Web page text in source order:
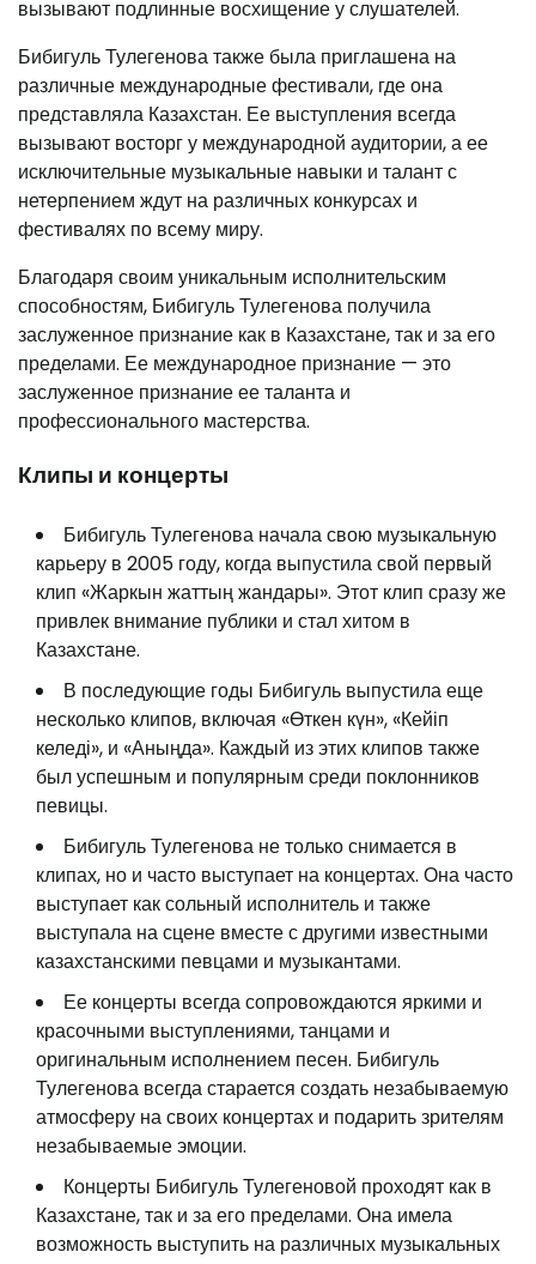
вызывают подлинные восхищение у слушателей.
Бибигуль Тулегенова также была приглашена на
различные международные фестивали, где она
представляла Казахстан. Ее выступления всегда
вызывают восторг у международной аудитории, а ее
исключительные музыкальные навыки и талант с
нетерпением ждут на различных конкурсах и
фестивалях по всему миру.
Благодаря своим уникальным исполнительским
способностям, Бибигуль Тулегенова получила
заслуженное признание как в Казахстане, так и за его
пределами. Ее международное признание — это
заслуженное признание ее таланта и
профессионального мастерства.
Клипы и концерты
Бибигуль Тулегенова начала свою музыкальную
карьеру в 2005 году, когда выпустила свой первый
клип «Жаркын жаттың жандары». Этот клип сразу же
привлек внимание публики и стал хитом в
Казахстане.
В последующие годы Бибигуль выпустила еще
несколько клипов, включая «Өткен күн», «Кейіп
келеді», и «Аныңда». Каждый из этих клипов также
был успешным и популярным среди поклонников
певицы.
Бибигуль Тулегенова не только снимается в
клипах, но и часто выступает на концертах. Она часто
выступает как сольный исполнитель и также
выступала на сцене вместе с другими известными
казахстанскими певцами и музыкантами.
Ее концерты всегда сопровождаются яркими и
красочными выступлениями, танцами и
оригинальным исполнением песен. Бибигуль
Тулегенова всегда старается создать незабываемую
атмосферу на своих концертах и подарить зрителям
незабываемые эмоции.
Концерты Бибигуль Тулегеновой проходят как в
Казахстане, так и за его пределами. Она имела
возможность выступить на различных музыкальных